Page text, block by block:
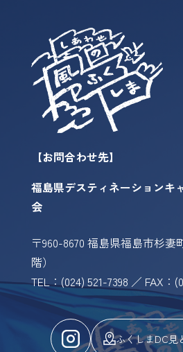
【お問合わせ先】
福島県デスティネーションキ
会
〒960-8670 福島県福島市杉妻
階）
TEL：(024) 521-7398 ／ FAX：
ふくしまDC見